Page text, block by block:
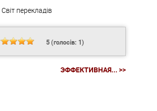
Світ перекладів
5(голосів: 1)
ЭФФЕКТИВНАЯ... >>